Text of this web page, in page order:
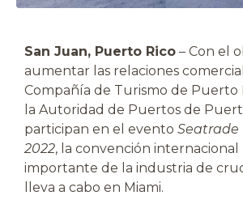
San Juan, Puerto Rico – Con el
aumentar las relaciones
Compañía de Turismo de Puerto
la Autoridad de Puertos de
participan en el evento Seatrade
2022, la convención internacional
importante de la industria de
lleva a cabo en Miami.